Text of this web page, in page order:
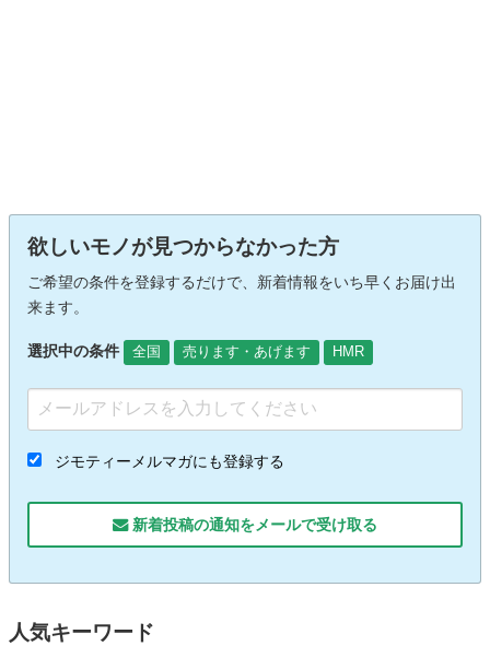
欲しいモノが見つからなかった方
ご希望の条件を登録するだけで、新着情報をいち早くお届け出
来ます。
選択中の条件 全国 売ります・あげます HMR
ジモティーメルマガにも登録する
新着投稿の通知をメールで受け取る
人気キーワード